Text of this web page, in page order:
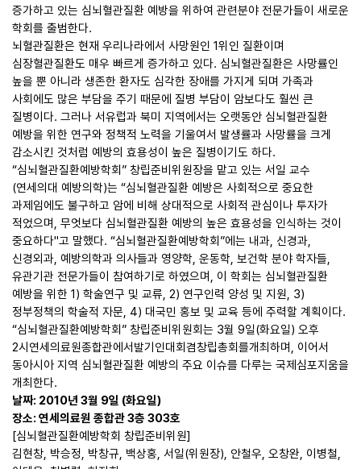
증가하고 있는 심뇌혈관질환 예방을 위하여 관련분야 전문가들이 새로운
학회를 출범한다.
뇌혈관질환은 현재 우리나라에서 사망원인 1위인 질환이며
심장혈관질환도 매우 빠르게 증가하고 있다. 심뇌혈관질환은 사망률인
높을 뿐 아니라 생존한 환자도 심각한 장애를 가지게 되며 가족과
사회에도 많은 부담을 주기 때문에 질병 부담이 암보다도 훨씬 큰
질병이다. 그러나 서유럽과 북미 지역에서는 오랫동안 심뇌혈관질환
예방을 위한 연구와 정책적 노력을 기울여서 발생률과 사망률을 크게
감소시킨 것처럼 예방의 효용성이 높은 질병이기도 하다.
“심뇌혈관질환예방학회” 창립준비위원장을 맡고 있는 서일 교수
(연세의대 예방의학)는 “심뇌혈관질환 예방은 사회적으로 중요한
과제임에도 불구하고 암에 비해 상대적으로 사회적 관심이나 투자가
적었으며, 무엇보다 심뇌혈관질환 예방의 높은 효용성을 인식하는 것이
중요하다"고 말했다. “심뇌혈관질환예방학회”에는 내과, 신경과,
신경외과, 예방의학과 의사들과 영양학, 운동학, 보건학 분야 학자들,
유관기관 전문가들이 참여하기로 하였으며, 이 학회는 심뇌혈관질환
예방을 위한 1) 학술연구 및 교류, 2) 연구인력 양성 및 지원, 3)
정부정책의 학술적 자문, 4) 대국민 홍보 및 교육 등에 주력할 계획이다.
“심뇌혈관질환예방학회” 창립준비위원회는 3월 9일(화요일) 오후
2시연세의료원종합관에서발기인대회겸창립총회를개최하며, 이어서
동아시아 지역 심뇌혈관질환 예방의 주요 이슈를 다루는 국제심포지움을
개최한다.
날짜: 2010년 3월 9일 (화요일)
장소: 연세의료원 종합관 3층 303호
[심뇌혈관질환예방학회 창립준비위원]
김현창, 박승정, 박창규, 백상홍, 서일(위원장), 안철우, 오창완, 이병철,